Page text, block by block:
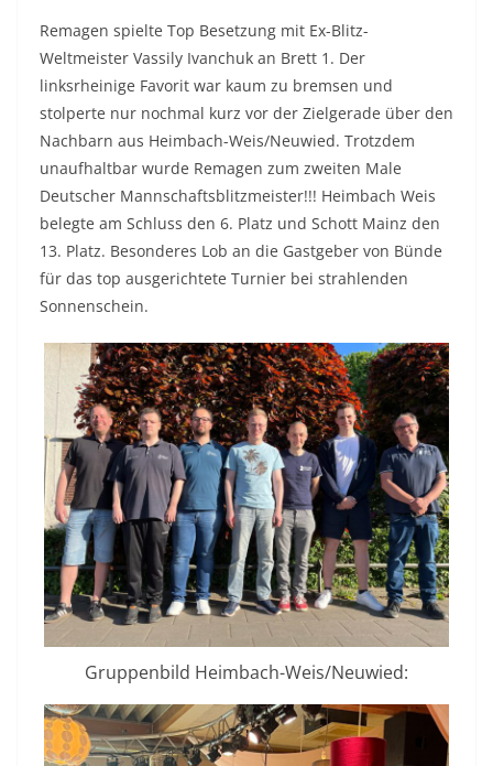
Remagen spielte Top Besetzung mit Ex-Blitz-
Weltmeister Vassily Ivanchuk an Brett 1. Der
linksrheinige Favorit war kaum zu bremsen und
stolperte nur nochmal kurz vor der Zielgerade über den
Nachbarn aus Heimbach-Weis/Neuwied. Trotzdem
unaufhaltbar wurde Remagen zum zweiten Male
Deutscher Mannschaftsblitzmeister!!! Heimbach Weis
belegte am Schluss den 6. Platz und Schott Mainz den
13. Platz. Besonderes Lob an die Gastgeber von Bünde
für das top ausgerichtete Turnier bei strahlenden
Sonnenschein.
Gruppenbild Heimbach-Weis/Neuwied: